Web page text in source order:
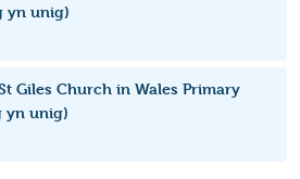
yn unig)
Giles Church in Wales Primary
yn unig)